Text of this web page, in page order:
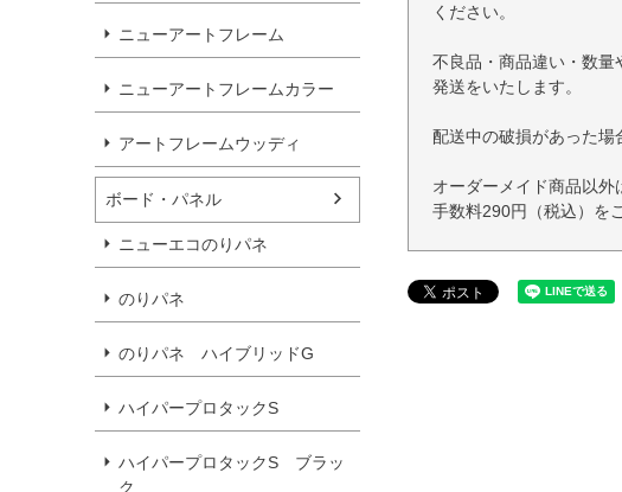
ニューアートフレーム
ニューアートフレームカラー
アートフレームウッディ
ボード・パネル
ニューエコのりパネ
のりパネ
のりパネ ハイブリッドG
ハイパープロタックS
ハイパープロタックS ブラッ
ク
ください。
不良品・商品違い・数
発送をいたします。
配送中の破損があった場
オーダーメイド商品以
手数料290円（税込）を